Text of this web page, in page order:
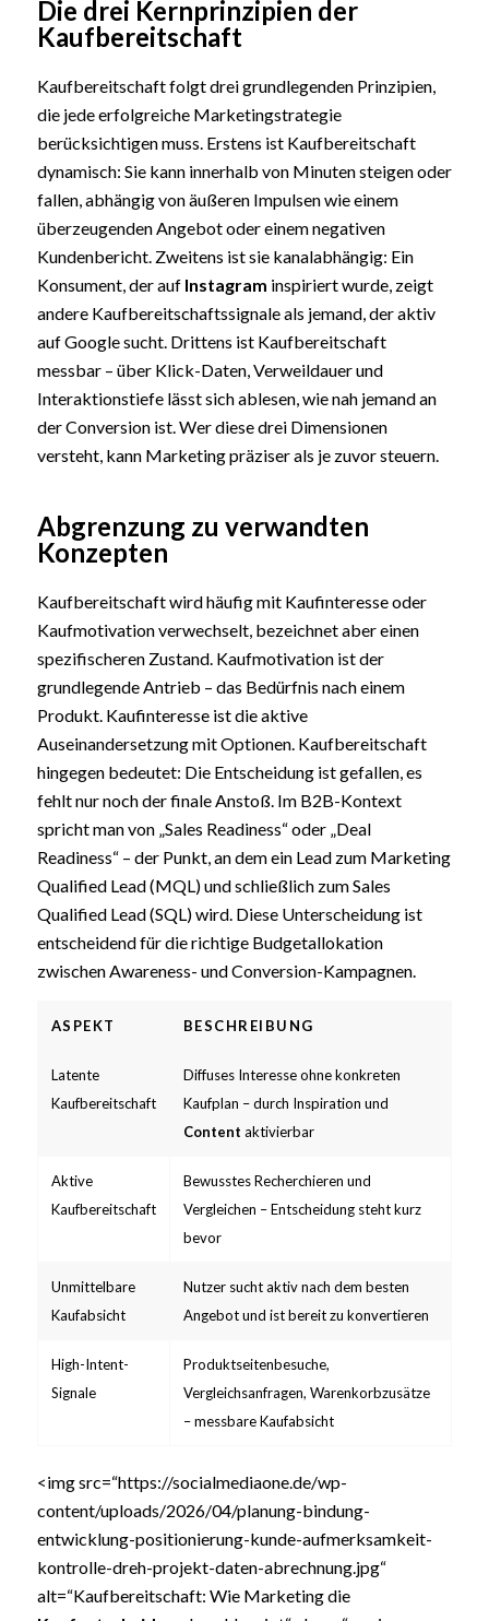
Die drei Kernprinzipien der
Kaufbereitschaft
Kaufbereitschaft folgt drei grundlegenden Prinzipien,
die jede erfolgreiche Marketingstrategie
berücksichtigen muss. Erstens ist Kaufbereitschaft
dynamisch: Sie kann innerhalb von Minuten steigen oder
fallen, abhängig von äußeren Impulsen wie einem
überzeugenden Angebot oder einem negativen
Kundenbericht. Zweitens ist sie kanalabhängig: Ein
Konsument, der auf Instagram inspiriert wurde, zeigt
andere Kaufbereitschaftssignale als jemand, der aktiv
auf Google sucht. Drittens ist Kaufbereitschaft
messbar – über Klick-Daten, Verweildauer und
Interaktionstiefe lässt sich ablesen, wie nah jemand an
der Conversion ist. Wer diese drei Dimensionen
versteht, kann Marketing präziser als je zuvor steuern.
Abgrenzung zu verwandten
Konzepten
Kaufbereitschaft wird häufig mit Kaufinteresse oder
Kaufmotivation verwechselt, bezeichnet aber einen
spezifischeren Zustand. Kaufmotivation ist der
grundlegende Antrieb – das Bedürfnis nach einem
Produkt. Kaufinteresse ist die aktive
Auseinandersetzung mit Optionen. Kaufbereitschaft
hingegen bedeutet: Die Entscheidung ist gefallen, es
fehlt nur noch der finale Anstoß. Im B2B-Kontext
spricht man von „Sales Readiness“ oder „Deal
Readiness“ – der Punkt, an dem ein Lead zum Marketing
Qualified Lead (MQL) und schließlich zum Sales
Qualified Lead (SQL) wird. Diese Unterscheidung ist
entscheidend für die richtige Budgetallokation
zwischen Awareness- und Conversion-Kampagnen.
ASPEKT BESCHREIBUNG
Latente
Kaufbereitschaft
Diffuses Interesse ohne konkreten
Kaufplan – durch Inspiration und
Content aktivierbar
Aktive
Kaufbereitschaft
Bewusstes Recherchieren und
Vergleichen – Entscheidung steht kurz
bevor
Unmittelbare
Kaufabsicht
Nutzer sucht aktiv nach dem besten
Angebot und ist bereit zu konvertieren
High-Intent-
Signale
Produktseitenbesuche,
Vergleichsanfragen, Warenkorbzusätze
– messbare Kaufabsicht
<img src=“https://socialmediaone.de/wp-
content/uploads/2026/04/planung-bindung-
entwicklung-positionierung-kunde-aufmerksamkeit-
kontrolle-dreh-projekt-daten-abrechnung.jpg“
alt=“Kaufbereitschaft: Wie Marketing die